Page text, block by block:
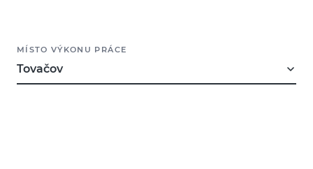
MÍSTO VÝKONU PRÁCE
Tovačov